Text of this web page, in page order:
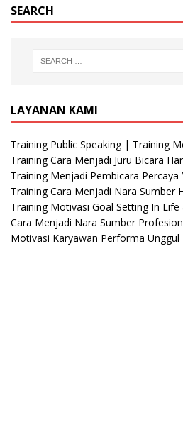
SEARCH
LAYANAN KAMI
Training Public Speaking | Training
Training Cara Menjadi Juru Bicara
Training Menjadi Pembicara Percaya
Training Cara Menjadi Nara Sumber
Training Motivasi Goal Setting In Life
Cara Menjadi Nara Sumber
Motivasi Karyawan Performa Unggul